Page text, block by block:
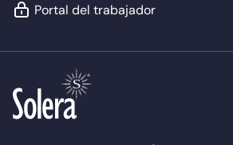
Portal del trabajador